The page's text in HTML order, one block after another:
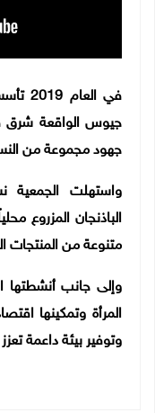
في
جيوس الواقعة شرق
جهود مجموعة من
واستهلت الجمعية
الباذنجان المزروع
متنوعة من المنتجات
وإلى جانب أنشطتها
المرأة وتمكينها
وتوفير بيئة داعمة